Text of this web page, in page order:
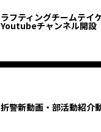
ラフティングチームテイ
Youtubeチャンネル開設
折警新動画・部活動紹介